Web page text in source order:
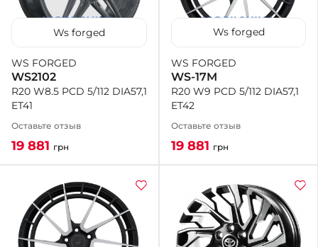
Ws forged
WS FORGED
WS2102
R20 W8.5 PCD 5/112 DIA57,1
ET41
Оставьте отзыв
19 881 грн
Ws forged
WS FORGED
WS-17M
R20 W9 PCD 5/112 DIA57,1
ET42
Оставьте отзыв
19 881 грн